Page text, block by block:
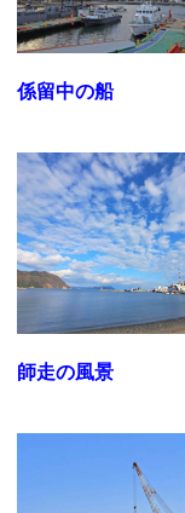
係留中の船
師走の風景